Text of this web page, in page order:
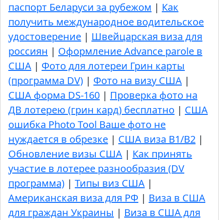
паспорт Беларуси за рубежом | Как
получить международное водительское
удостоверение | Швейцарская виза для
россиян | Оформление Advance parole в
США | Фото для лотереи Грин карты
(программа DV) | Фото на визу США |
США форма DS-160 | Проверка фото на
ДВ лотерею (грин кард) бесплатно | США
ошибка Photo Tool Ваше фото не
нуждается в обрезке | США виза B1/B2 |
Обновление визы США | Как принять
участие в лотерее разнообразия (DV
программа) | Типы виз США |
Американская виза для РФ | Виза в США
для граждан Украины | Виза в США для